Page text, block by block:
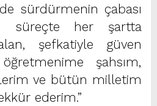
sürdürmenin çabası
süreçte her şartta
şefkatiyle güven
şahsım,
ve bütün milletim
ederim.”